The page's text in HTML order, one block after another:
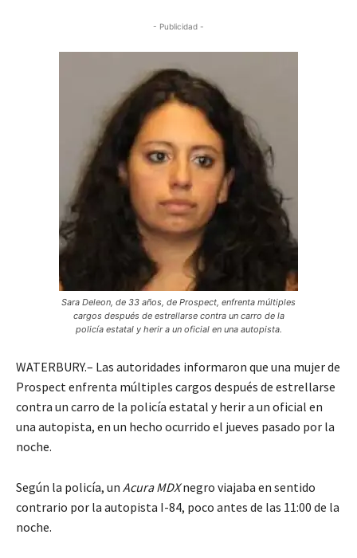
- Publicidad -
Sara Deleon, de 33 años, de Prospect, enfrenta múltiples
cargos después de estrellarse contra un carro de la
policía estatal y herir a un oficial en una autopista.
WATERBURY.– Las autoridades informaron que una mujer de
Prospect enfrenta múltiples cargos después de estrellarse
contra un carro de la policía estatal y herir a un oficial en
una autopista, en un hecho ocurrido el jueves pasado por la
noche.
Según la policía, un Acura MDXnegro viajaba en sentido
contrario por la autopista I-84, poco antes de las 11:00 de la
noche.